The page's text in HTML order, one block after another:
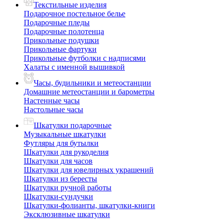
Текстильные изделия
Подарочное постельное белье
Подарочные пледы
Подарочные полотенца
Прикольные подушки
Прикольные фартуки
Прикольные футболки с надписями
Халаты с именной вышивкой
Часы, будильники и метеостанции
Домашние метеостанции и барометры
Настенные часы
Настольные часы
Шкатулки подарочные
Музыкальные шкатулки
Футляры для бутылки
Шкатулки для рукоделия
Шкатулки для часов
Шкатулки для ювелирных украшений
Шкатулки из бересты
Шкатулки ручной работы
Шкатулки-сундучки
Шкатулки-фолианты, шкатулки-книги
Эксклюзивные шкатулки